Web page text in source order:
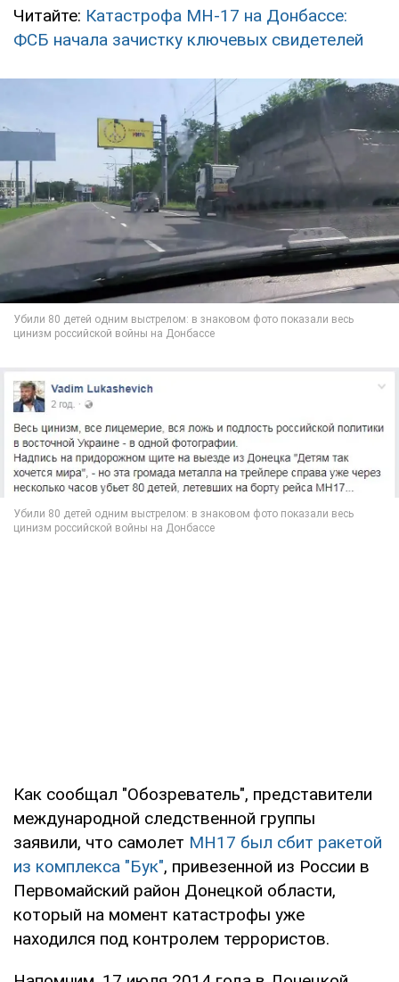
Читайте: Катастрофа MH-17 на Донбассе:
ФСБ начала зачистку ключевых свидетелей
Как сообщал "Обозреватель", представители
международной следственной группы
заявили, что самолет MH17 был сбит ракетой
из комплекса "Бук", привезенной из России в
Первомайский район Донецкой области,
который на момент катастрофы уже
находился под контролем террористов.